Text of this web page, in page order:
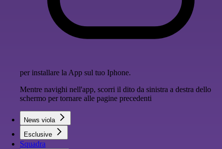
per installare la App sul tuo Iphone.
Mentre navighi nell'app, scorri il dito da sinistra a destra dello
schermo per tornare alle pagine precedenti
News viola
Esclusive
Squadra